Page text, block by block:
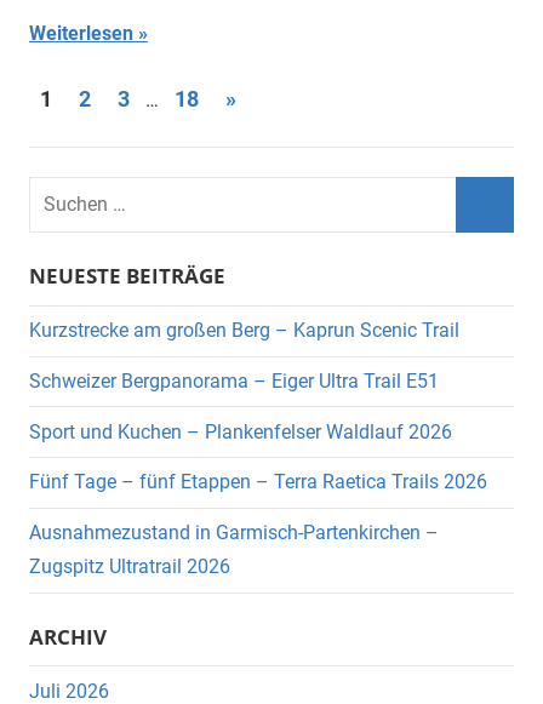
Weiterlesen
Seitennummerierung
der
Beiträge
1 2 3 … 18
Nächste
»
Suchen
nach:
NEUESTE BEITRÄGE
Kurzstrecke am großen Berg – Kaprun Scenic Trail
Schweizer Bergpanorama – Eiger Ultra Trail E51
Sport und Kuchen – Plankenfelser Waldlauf 2026
Fünf Tage – fünf Etappen – Terra Raetica Trails 2026
Ausnahmezustand in Garmisch-Partenkirchen –
Zugspitz Ultratrail 2026
ARCHIV
Juli 2026